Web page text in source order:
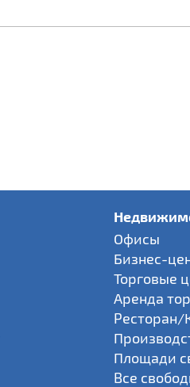
Офисы
Бизнес-
Торговые
Аренда
Ресторан/
Площади
Все